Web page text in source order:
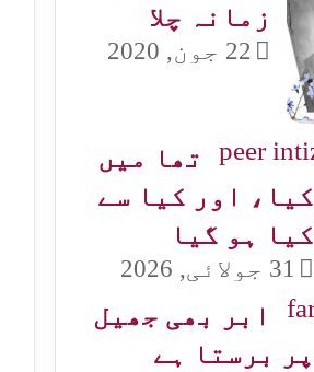
زمانہ چلا
22 جون, 2020
تھا میں
کیا، اور کیا سے
کیا ہو گیا
31 جولائی, 2026
ابر بھی جھیل
پر برستا ہے